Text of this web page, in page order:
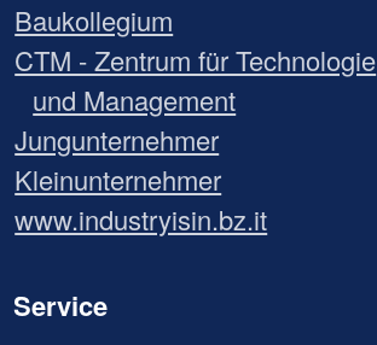
Baukollegium
CTM - Zentrum für Technologie
und Management
Jungunternehmer
Kleinunternehmer
www.industryisin.bz.it
Service